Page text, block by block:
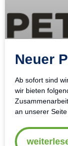
Neuer
Ab sofort sind
wir bieten
an unserer Seite